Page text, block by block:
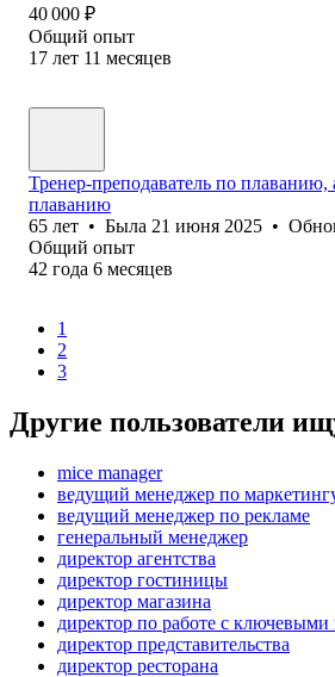
40 000 ₽
Общий опыт
17 лет 11 месяцев
Тренер-преподаватель по плаванию,
плаванию
65 лет • Была 21 июня 2025 •
Общий опыт
42 года 6 месяцев
1
2
3
Другие пользователи
mice manager
ведущий менеджер по
ведущий менеджер по рекламе
генеральный менеджер
директор агентства
директор гостиницы
директор магазина
директор по работе с ключевыми
директор представительства
директор ресторана